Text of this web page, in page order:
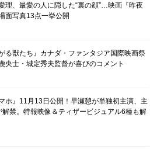
理、最愛の人に隠した“裏の顔”…映画『昨夜
面写真13点一挙公開
る獣たち』カナダ・ファンタジア国際映画祭
央士・城定秀夫監督が喜びのコメント
ホ』11月13日公開！早瀬憩が単独初主演、主
禁。特報映像＆ティザービジュアル6種も解